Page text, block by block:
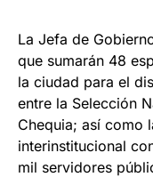
La Jefa de
que sumarán 48
la ciudad para el
entre la Selección
Chequia; así como
interinstitucional
mil servidores